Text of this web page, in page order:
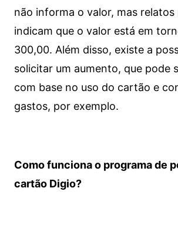
não informa o valor, mas
indicam que o valor está em
300,00. Além disso, existe a
solicitar um aumento, que pode
com base no uso do cartão e
gastos, por exemplo.
Como funciona o programa de
cartão Digio?